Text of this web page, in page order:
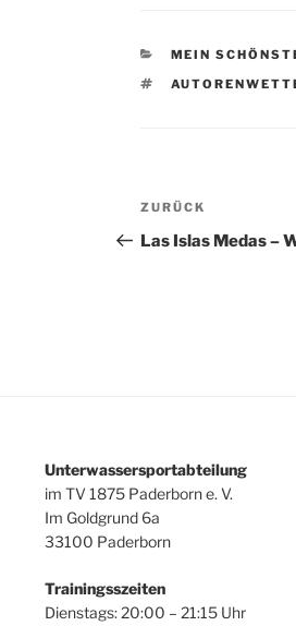
KATEGORIEN
MEIN
Vorheriger
Beitrag
ZURÜCK
Las Islas Medas –
Unterwassersportabteilung
im TV 1875 Paderborn e. V.
Im Goldgrund 6a
33100 Paderborn
Trainingsszeiten
Dienstags: 20:00 – 21:15 Uhr